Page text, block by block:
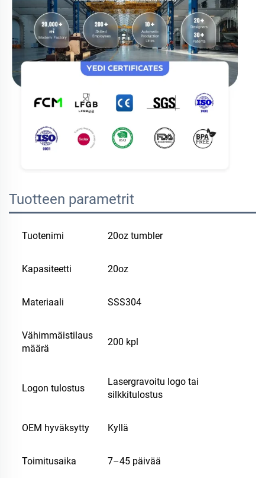
Tuotteen parametrit
Tuotenimi 20oz tumbler
Kapasiteetti 20oz
Materiaali SSS304
Vähimmäistilaus
määrä
200 kpl
Logon tulostus
Lasergravoitu logo tai
silkkitulostus
OEM hyväksytty Kyllä
Toimitusaika 7–45 päivää